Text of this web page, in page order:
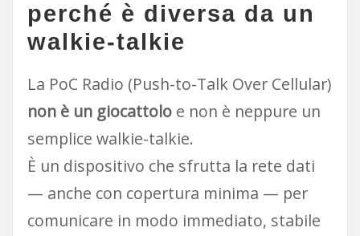
perché è diversa da un
walkie-talkie
La PoC Radio (Push-to-Talk Over Cellular)
non è un giocattoloe non è neppure un
semplice walkie-talkie.
È un dispositivo che sfrutta la rete dati
— anche con copertura minima — per
comunicare in modo immediato, stabile